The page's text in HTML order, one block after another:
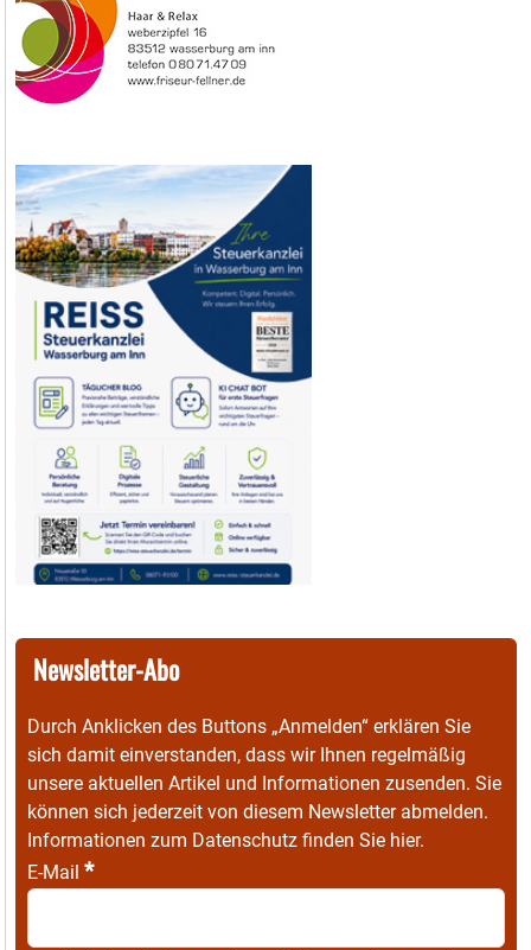
Newsletter-Abo
Durch Anklicken des Buttons „Anmelden“ erklären Sie
sich damit einverstanden, dass wir Ihnen regelmäßig
unsere aktuellen Artikel und Informationen zusenden. Sie
können sich jederzeit von diesem Newsletter abmelden.
Informationen zum Datenschutz finden Sie hier.
E-Mail *